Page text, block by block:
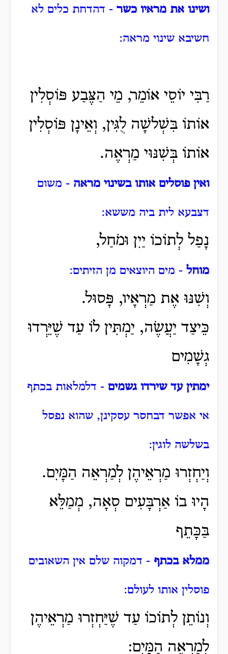
ושינו את מראיו כשר - דהדחת כלים לא
חשיבא שינוי מראה:
רַבִּי יוֹסֵי אוֹמֵר, מֵי הַצֶּבַע פּוֹסְלִין
אוֹתוֹ בִּשְׁלשָׁה לֻגִּין, וְאֵינָן פּוֹסְלִין
אוֹתוֹ בְּשִׁנּוּי מַרְאֶה.
ואין פוסלים אותו בשינוי מראה - משום
דצבעא לית ביה מששא:
נָפַל לְתוֹכוֹ יַיִן וּמֹחַל,
מוחל - מים היוצאים מן הזיתים:
וְשִׁנּוּ אֶת מַרְאָיו, פָּסוּל.
כֵּיצַד יַעֲשֶׂה, יַמְתִּין לוֹ עַד שֶׁיֵּרְדוּ
גְשָׁמִים
ימתין עד שירדו גשמים - דלמלאות בכתף
אי אפשר דבחסר עסקינן, שהוא נפסל
בשלשה לוגין:
וְיַחְזְרוּ מַרְאֵיהֶן לְמַרְאֵה הַמָּיִם.
הָיוּ בוֹ אַרְבָּעִים סְאָה, מְמַלֵּא
בַּכָּתֵף
ממלא בכתף - דמקוה שלם אין השאובים
פוסלין אותו לעולם:
וְנוֹתֵן לְתוֹכוֹ עַד שֶׁיַּחְזְרוּ מַרְאֵיהֶן
לְמַרְאֵה הַמָּיִם: